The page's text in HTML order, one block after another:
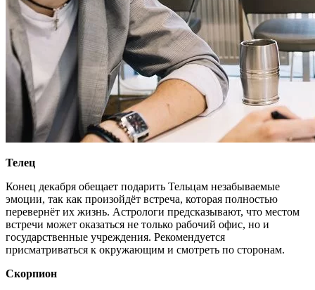
Телец
Конец декабря обещает подарить Тельцам незабываемые
эмоции, так как произойдёт встреча, которая полностью
перевернёт их жизнь. Астрологи предсказывают, что местом
встречи может оказаться не только рабочий офис, но и
государственные учреждения. Рекомендуется
присматриваться к окружающим и смотреть по сторонам.
Скорпион